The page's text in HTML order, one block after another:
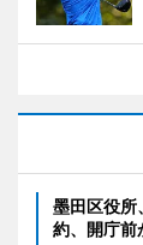
墨田区役
約、開庁前